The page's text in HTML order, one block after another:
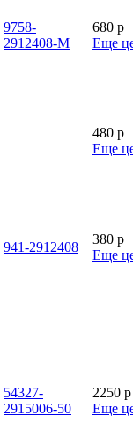
9758-
2912408-М
680 p
Еще
480 p
Еще
941-2912408
380 p
Еще
54327-
2915006-50
2250 p
Еще